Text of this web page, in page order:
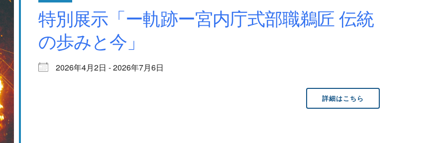
特別展示「ー軌跡ー宮内庁式部職鵜匠 伝統
の歩みと今」
2026年4月2日 - 2026年7月6日
詳細はこちら